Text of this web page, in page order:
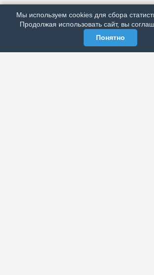
МЫ В СОЦСЕТЯХ
Мы используем cookies для сбора
Продолжая использовать сайт, вы
Понятно